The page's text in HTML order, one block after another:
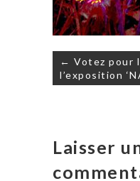
Navigation
de
l’article
← Votez pour
l’exposition
Laisser